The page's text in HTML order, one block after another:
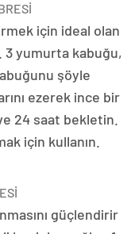
için ideal olan
3 yumurta kabuğu,
şöyle
ezerek ince bir
24 saat bekletin.
için kullanın.
güçlendirir